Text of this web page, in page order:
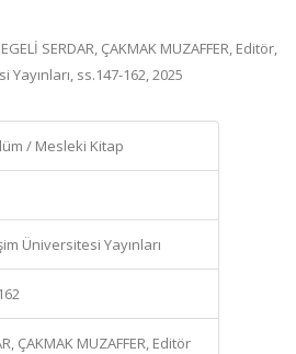
SERDAR, ÇAKMAK MUZAFFER, Editör,
ss.147-162, 2025
/ Mesleki Kitap
Üniversitesi Yayınları
ÇAKMAK MUZAFFER, Editör